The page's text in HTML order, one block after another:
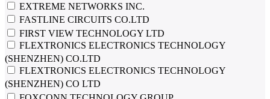
EXTREME NETWORKS INC.
FASTLINE CIRCUITS CO.LTD
FIRST VIEW TECHNOLOGY LTD
FLEXTRONICS ELECTRONICS TECHNOLOGY
(SHENZHEN) CO.LTD
FLEXTRONICS ELECTRONICS TECHNOLOGY
(SHENZHEN) CO LTD